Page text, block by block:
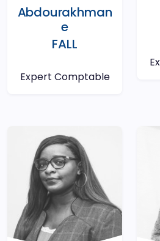
Abdourakhman
e
FALL
Expert Comptable